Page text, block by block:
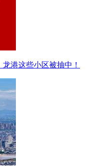
港这些小区被抽中！